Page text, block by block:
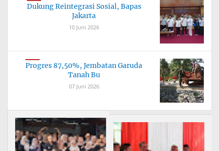
Dukung Reintegrasi Sosial, Bapas
Jakarta
10 Juni 2026
Progres 87,50%, Jembatan Garuda
Tanah Bu
07 Juni 2026